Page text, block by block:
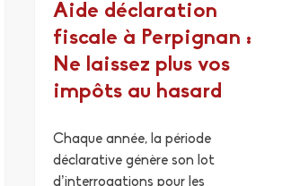
Aide déclaration
fiscale à Perpignan :
Ne laissez plus vos
impôts au hasard
Chaque année, la période
déclarative génère son lot
d’interrogations pour les